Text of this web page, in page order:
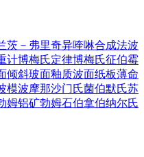
茨－弗里奇异喹啉合成法波
计博梅氏定律博梅氏征伯霉
倾斜玻面釉质波面纸板薄命
模波摩那沙门氏菌伯默氏苏
姆铝矿勃姆石伯拿伯纳尔氏